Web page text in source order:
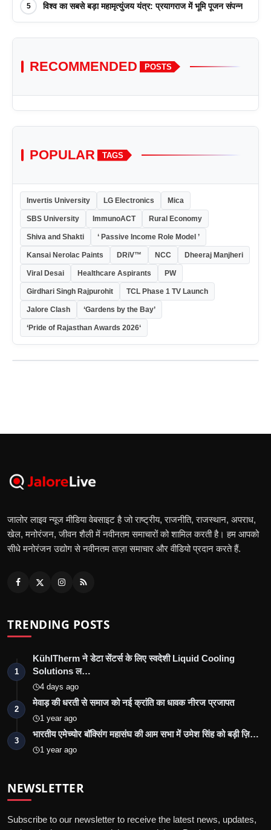
5 विश्व का सबसे बड़ा महामृत्युंजय यंत्र: प्रयागराज में भूमि पूजन संपन्न
RECOMMENDED POSTS
POPULAR TAGS
Invertis University LG Electronics Mica
SBS University ImmunoACT Rural Economy
Shiva and Shakti ‘ Passive Income Role Model ’
Kansai Nerolac Paints DRiV™ NCC Dheeraj Manjheri
Viral Desai Healthcare Aspirants PW
Girdhari Singh Rajpurohit TCL Phase 1 TV Launch
Jalore Clash ‘Gardens by the Bay’
‘Pride of Rajasthan Awards 2026‘
जालोर लाइव न्यूज मीडिया वेबसाइट है जो राष्ट्रीय, राजनीति, राजस्थान, अपराध,
खेल, मनोरंजन, जीवन शैली में नवीनतम समाचारों को शामिल करती है। हम आपको
सीधे मनोरंजन उद्योग से नवीनतम ताज़ा समाचार और वीडियो प्रदान करते हैं.
TRENDING POSTS
1
KühlTherm ने डेटा सेंटर्स के लिए स्वदेशी Liquid Cooling
Solutions ल…
4 days ago
2
मेवाड़ की धरती से समाज को नई क्रांति का धावक नीरज प्रजापत
1 year ago
3
भारतीय एमेच्योर बॉक्सिंग महासंघ की आम सभा में उमेश सिंह को बड़ी ज़ि…
1 year ago
NEWSLETTER
Subscribe to our newsletter to receive the latest news, updates,